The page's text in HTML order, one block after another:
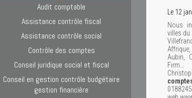
Le 12
Nous
villes du
Aubin,
Firm…
Audit comptable
Assistance contrôle fiscal
Assistance contrôle social
Contrôle des comptes
Conseil juridique social et fiscal
Conseil en gestion contrôle budgétaire
gestion financière